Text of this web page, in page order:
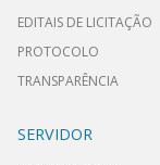
EDITAIS DE LICITAÇÃO
PROTOCOLO
TRANSPARÊNCIA
SERVIDOR